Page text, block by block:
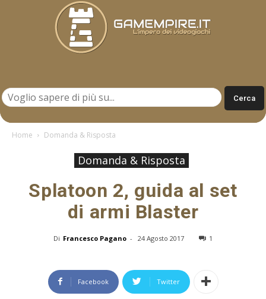
Home Domanda & Risposta
Domanda & Risposta
Splatoon 2, guida al set
di armi Blaster
Di Francesco Pagano - 24 Agosto 2017 1
Facebook Twitter